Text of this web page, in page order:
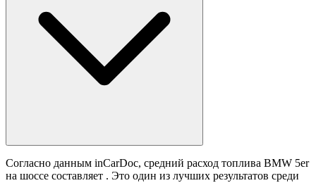
Согласно данным inCarDoc, средний расход топлива BMW 5er
на шоссе составляет . Это один из лучших результатов среди